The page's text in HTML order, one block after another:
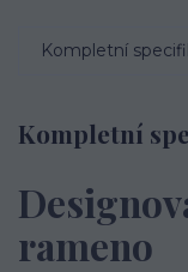
Kompletní
Kompletní
rameno